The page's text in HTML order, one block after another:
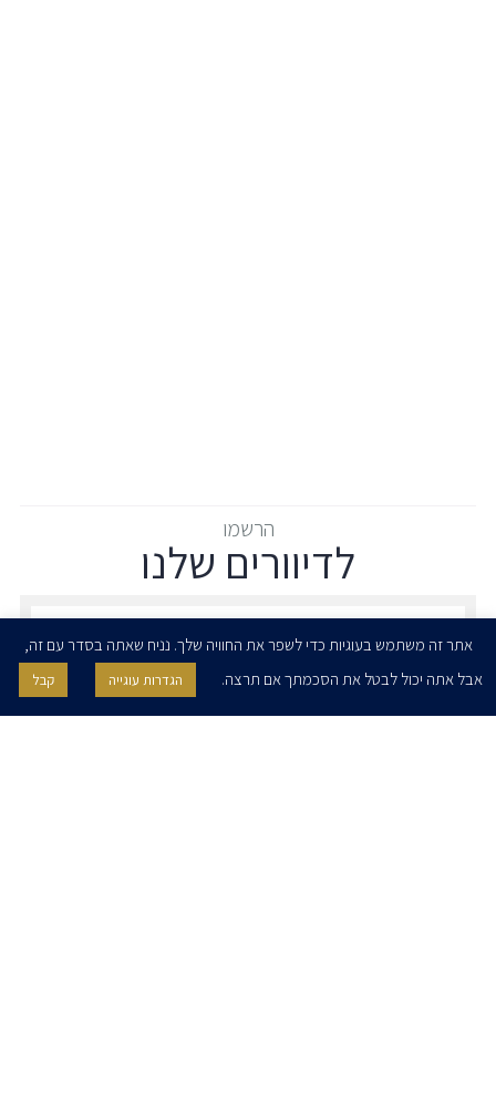
הרשמו
לדיוורים שלנו
אני מאשר/ת בזאת להרצוג, פוקס, נאמן ושות' לשלוח לי ניוזלטרים,
הודעות והזמנות לאירועים וכנסים. אני רשאי/ת לחזור בי מהסכמתי לעיל בכל
אתר זה משתמש בעוגיות כדי לשפר את החוויה שלך. נניח שאתה בסדר עם זה,
אבל אתה יכול לבטל את הסכמתך אם תרצה.
הגדרות עוגייה קבל